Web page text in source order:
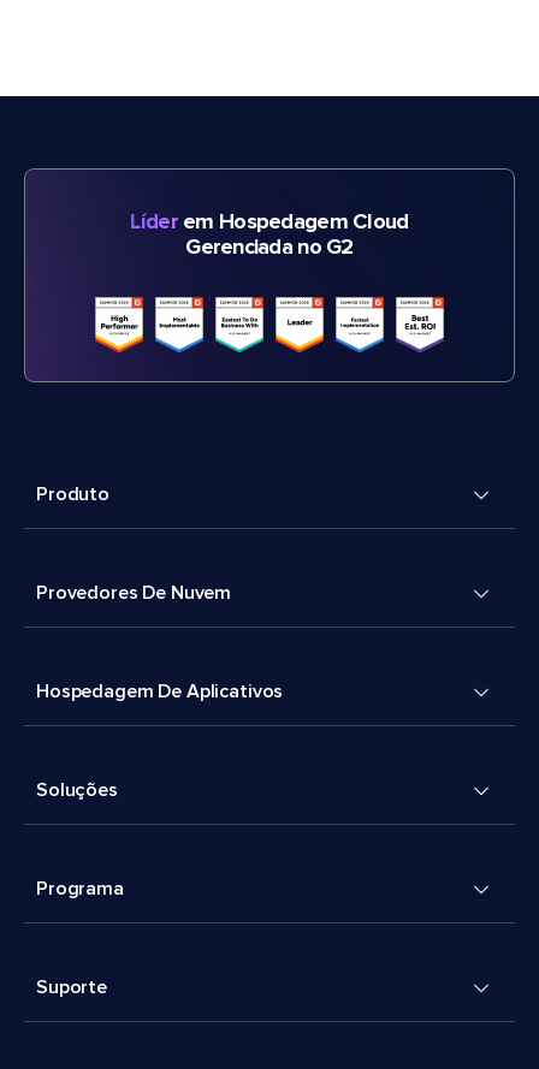
Líderem Hospedagem Cloud
Gerenciada no G2
Produto
Provedores De Nuvem
Hospedagem De Aplicativos
Soluções
Programa
Suporte